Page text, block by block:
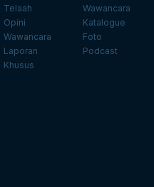
Telaah
Opini
Wawancara
Laporan
Khusus
Wawancara
Katalogue
Foto
Podcast